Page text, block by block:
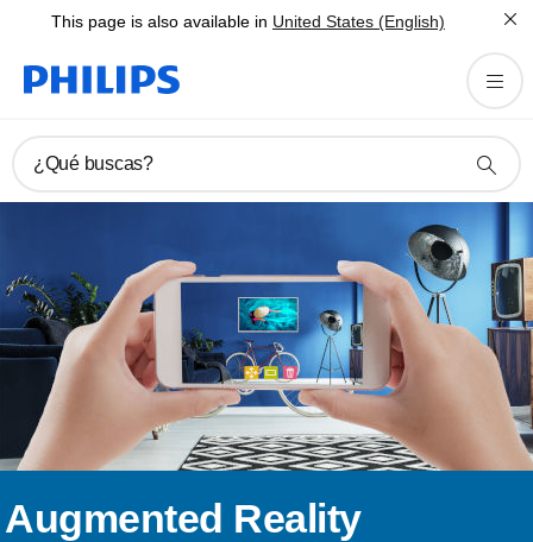
This page is also available in United States (English)
¿Qué buscas?
Augmented Reality